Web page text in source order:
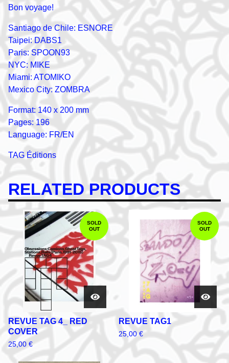
Bon voyage!
Santiago de Chile: ESNORE
Taipei: DABS1
Paris: SPOON93
NYC: MIKE
Miami: ATOMIKO
Mexico City: ZOMBRA
Format: 140 x 200 mm
Pages: 196
Language: FR/EN
TAG Éditions
RELATED PRODUCTS
SOLD
OUT
REVUE TAG 4_ RED
COVER
25,00 €
SOLD
OUT
REVUE TAG1
25,00 €